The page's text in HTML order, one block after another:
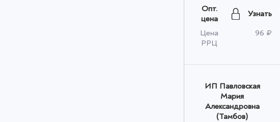
Опт.
цена
Узнать
Цена
РРЦ
96 ₽
ИП Павловская
Мария
Александровна
(Тамбов)